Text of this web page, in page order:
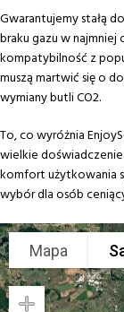
Gwarantujemy stałą
braku gazu w
kompatybilność z
muszą martwić się o
wymiany butli CO2.
To, co wyróżnia
wielkie
komfort użytkowania
wybór dla osób
Mapa